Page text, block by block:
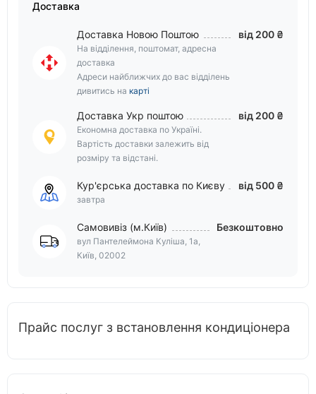
Доставка
Доставка Новою Поштою
На відділення, поштомат, адресна
доставка
Адреси найближчих до вас відділень
дивитись на карті
від 200 ₴
Доставка Укр поштою
Економна доставка по Україні.
Вартість доставки залежить від
розміру та відстані.
від 200 ₴
Кур'єрська доставка по Києву
завтра
від 500 ₴
Самовивіз (м.Київ)
вул Пантелеймона Куліша, 1а,
Київ, 02002
Безкоштовно
Прайс послуг з встановлення кондиціонера